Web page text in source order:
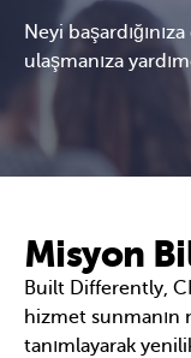
Neyi
ulaşmanıza
Misyon
Built Differently,
hizmet sunmanın
tanımlayarak